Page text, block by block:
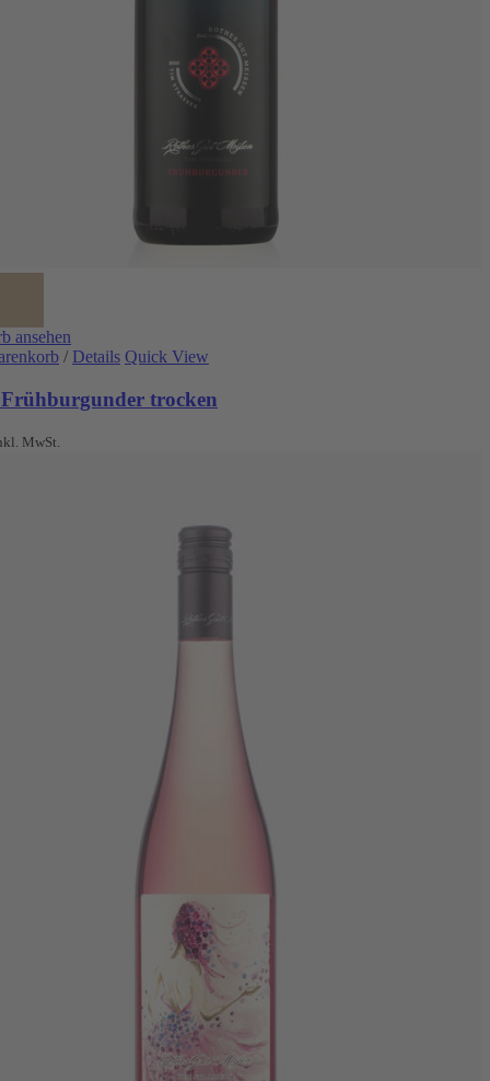
ansehen
/ Details Quick View
trocken
MwSt.